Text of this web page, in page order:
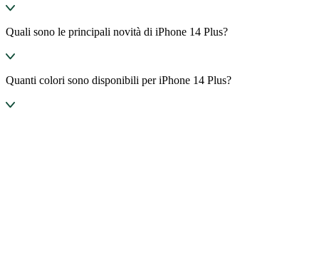
Quali sono le principali novità di iPhone 14 Plus?
Quanti colori sono disponibili per iPhone 14 Plus?